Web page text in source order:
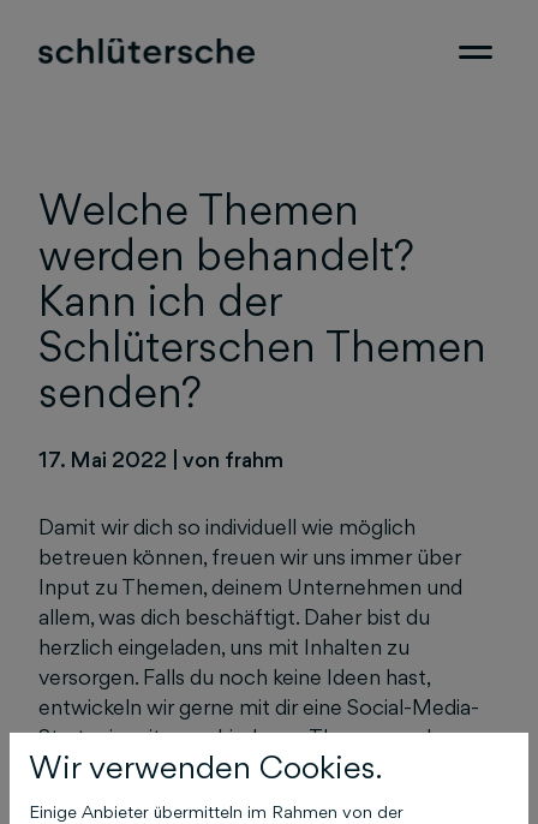
Welche Themen
werden behandelt?
Kann ich der
Schlüterschen Themen
senden?
17. Mai 2022 von frahm
Damit wir dich so individuell wie möglich
betreuen können, freuen wir uns immer über
Input zu Themen, deinem Unternehmen und
allem, was dich beschäftigt. Daher bist du
herzlich eingeladen, uns mit Inhalten zu
versorgen. Falls du noch keine Ideen hast,
entwickeln wir gerne mit dir eine Social-Media-
Strategie mit verschiedenen Themen und
kümmern uns um die Veröffentlichung.
Wir verwenden Cookies.
Einige Anbieter übermitteln im Rahmen von der